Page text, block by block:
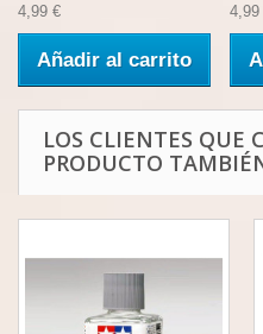
4,99 €
Añadir al carrito
4,99
LOS CLIENTES QUE
PRODUCTO